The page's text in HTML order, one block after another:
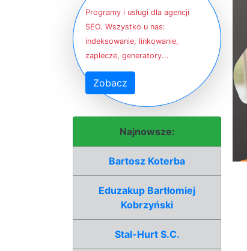
Programy i usługi dla agencji
SEO. Wszystko u nas:
indeksowanie, linkowanie,
zaplecze, generatory...
Zobacz
Najnowsze:
Bartosz Koterba
Eduzakup Bartłomiej
Kobrzyński
Stal-Hurt S.C.